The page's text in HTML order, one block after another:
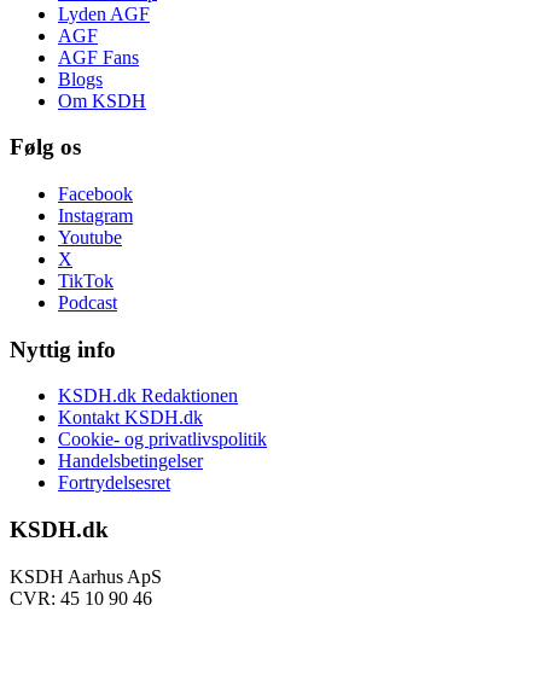
Lyden AGF
AGF
AGF Fans
Blogs
Om KSDH
Følg os
Facebook
Instagram
Youtube
X
TikTok
Podcast
Nyttig info
KSDH.dk Redaktionen
Kontakt KSDH.dk
Cookie- og privatlivspolitik
Handelsbetingelser
Fortrydelsesret
KSDH.dk
KSDH Aarhus ApS
CVR: 45 10 90 46